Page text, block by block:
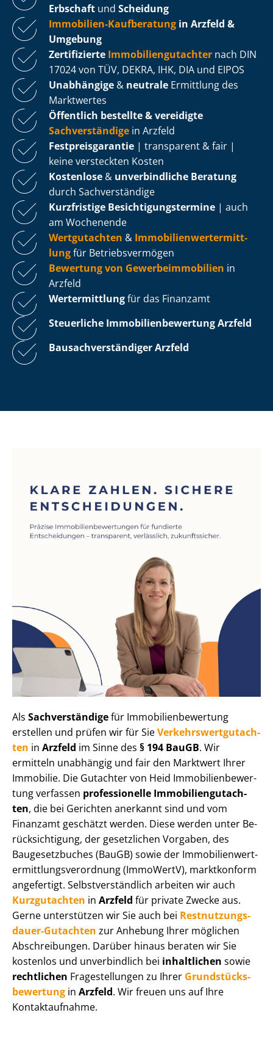
Erbschaft und Scheidung
Immobilien-Kaufberatung in Arzfeld &
Umgebung
Zertifizierte Im­mo­bi­li­en­gut­ach­ter nach DIN
17024 von TÜV, DEKRA, IHK, DIA und EIPOS
Unabhängige & neutrale Ermittlung des
Marktwertes
Öffentlich bestellte & vereidigte
Sachverständige in Arzfeld
Fest­preis­ga­ran­tie | transparent & fair |
keine versteckten Kosten
Kostenlose & unverbindliche Beratung
durch Sachverständige
Kurzfristige Be­sich­ti­gungs­ter­mi­ne | auch
am Wochenende
Wertgutachten & Im­mo­bi­li­en­wert­ermitt­
lungfür Be­triebs­ver­mö­gen
Bewertung von Ge­wer­be­im­mo­bi­li­en in
Arzfeld
Wertermittlungfür das Finanzamt
Steuerliche Im­mo­bi­li­en­be­wer­tungArzfeld
Bau­sach­ver­stän­di­ger Arzfeld
Als Sachverständigefür Im­mo­bi­li­en­be­wer­tung
erstellen und prüfen wir für SieVer­kehrs­wert­gut­ach­
ten in Arzfeld im Sinne des § 194 BauGB. Wir
ermitteln unabhängig und fair den Marktwert Ihrer
Immobilie. Die Gutachter von Heid Im­mo­bi­li­en­be­wer­
tung verfassen professionelle Im­mo­bi­li­en­gut­ach­
ten, die bei Gerichten anerkannt sind und vom
Finanzamt geschätzt werden. Diese werden unter Be­
rück­sich­ti­gung, der gesetzlichen Vorgaben, des
Baugesetzbuches (BauGB) sowie der Im­mo­bi­li­en­wert­
ermitt­lungs­ver­ord­nung (ImmoWertV), marktkonform
angefertigt. Selbst­ver­ständ­lich arbeiten wir auch
Kurzgutachten in Arzfeld für private Zwecke aus.
Gerne unterstützen wir Sie auch bei Rest­nut­zungs­
dau­er-Gutachten zur Anhebung Ihrer möglichen
Abschreibungen. Darüber hinaus beraten wir Sie
kostenlos und unverbindlich bei inhaltlichen sowie
rechtlichen Fragestellungen zu Ihrer Grund­stücks­
be­wer­tung in Arzfeld. Wir freuen uns auf Ihre
Kontaktaufnahme.